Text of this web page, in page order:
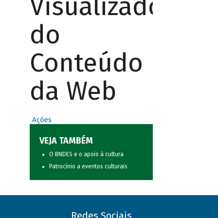
Visualizador
do
Conteúdo
da Web
Ações
VEJA TAMBÉM
O BNDES e o apoio à cultura
Patrocínio a eventos culturais
Redes Sociais